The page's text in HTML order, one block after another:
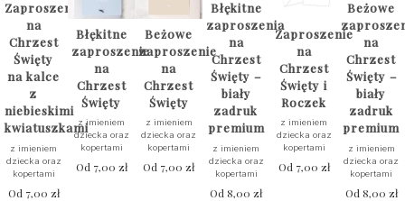
Zaproszenie
na
Chrzest
Święty
na kalce
z
niebieskimi
kwiatuszkami
z imieniem
dziecka oraz
kopertami
Od 7,00 zł
Błękitne
zaproszenie
na
Chrzest
Święty
z imieniem
dziecka oraz
kopertami
Od 7,00 zł
Beżowe
zaproszenie
na
Chrzest
Święty
z imieniem
dziecka oraz
kopertami
Od 7,00zł
Błękitne
zaproszenia
na
Chrzest
Święty –
biały
zadruk
premium
z imieniem
dziecka oraz
kopertami
Od 8,00zł
Zaproszenie
na
Chrzest
Święty i
Roczek
z imieniem
dziecka oraz
kopertami
Od 7,00 zł
Beżowe
na
Chrzest
Święty –
biały
zadruk
premium
z imieniem
dziecka oraz
kopertami
Od 8,00 zł